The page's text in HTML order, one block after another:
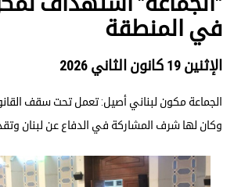
في المنطقة
الإثنين 19 كانون الثاني 2026
الجماعة مكون لبناني أصيل: تعمل تحت سقف
وكان لها شرف المشاركة في الدفاع عن لبنان